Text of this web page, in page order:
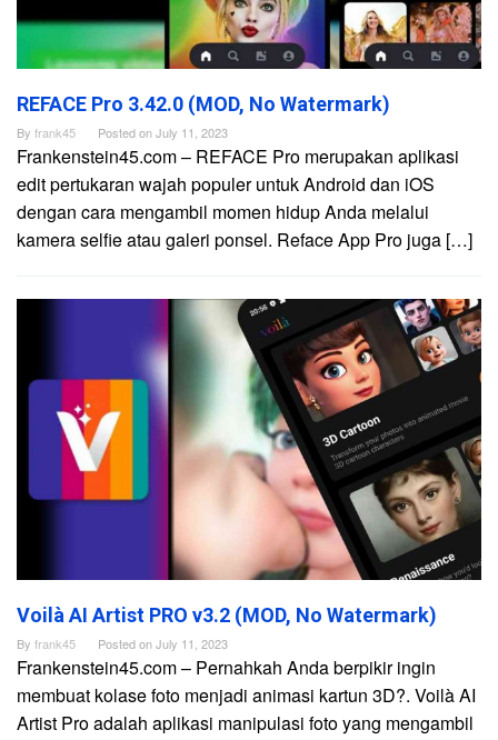
REFACE Pro 3.42.0 (MOD, No Watermark)
By frank45 Posted onJuly 11, 2023
Frankenstein45.com – REFACE Pro merupakan aplikasi
edit pertukaran wajah populer untuk Android dan iOS
dengan cara mengambil momen hidup Anda melalui
kamera selfie atau galeri ponsel. Reface App Pro juga […]
Voilà AI Artist PRO v3.2 (MOD, No Watermark)
By frank45 Posted onJuly 11, 2023
Frankenstein45.com – Pernahkah Anda berpikir ingin
membuat kolase foto menjadi animasi kartun 3D?. Voilà AI
Artist Pro adalah aplikasi manipulasi foto yang mengambil